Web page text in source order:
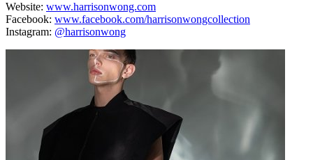
Website: www.harrisonwong.com
Facebook: www.facebook.com/harrisonwongcollection
Instagram: @harrisonwong